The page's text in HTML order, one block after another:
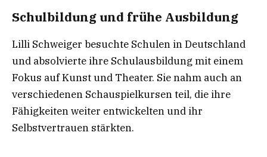
Schulbildung und frühe Ausbildung
Lilli Schweiger besuchte Schulen in Deutschland
und absolvierte ihre Schulausbildung mit einem
Fokus auf Kunst und Theater. Sie nahm auch an
verschiedenen Schauspielkursen teil, die ihre
Fähigkeiten weiter entwickelten und ihr
Selbstvertrauen stärkten.